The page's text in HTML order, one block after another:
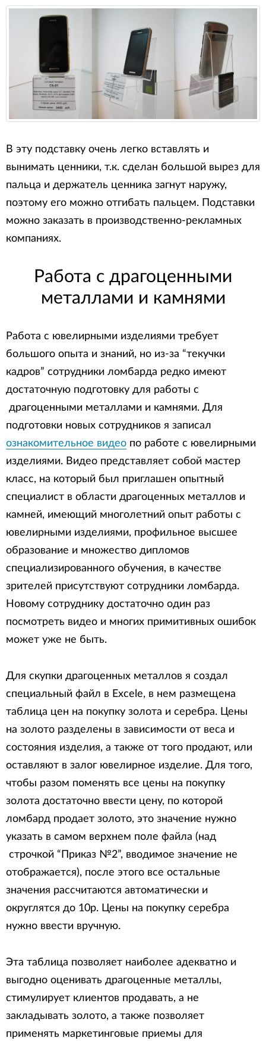
В эту подставку очень легко вставлять и
вынимать ценники, т.к. сделан большой вырез для
пальца и держатель ценника загнут наружу,
поэтому его можно отгибать пальцем. Подставки
можно заказать в производственно-рекламных
компаниях.
Работа с драгоценными
металлами и камнями
Работа с ювелирными изделиями требует
большого опыта и знаний, но из-за “текучки
кадров” сотрудники ломбарда редко имеют
достаточную подготовку для работы с
драгоценными металлами и камнями. Для
подготовки новых сотрудников я записал
ознакомительное видео по работе с ювелирными
изделиями. Видео представляет собой мастер
класс, на который был приглашен опытный
специалист в области драгоценных металлов и
камней, имеющий многолетний опыт работы с
ювелирными изделиями, профильное высшее
образование и множество дипломов
специализированного обучения, в качестве
зрителей присутствуют сотрудники ломбарда.
Новому сотруднику достаточно один раз
посмотреть видео и многих примитивных ошибок
может уже не быть.
Для скупки драгоценных металлов я создал
специальный файл в Excele, в нем размещена
таблица цен на покупку золота и серебра. Цены
на золото разделены в зависимости от веса и
состояния изделия, а также от того продают, или
оставляют в залог ювелирное изделие. Для того,
чтобы разом поменять все цены на покупку
золота достаточно ввести цену, по которой
ломбард продает золото, это значение нужно
указать в самом верхнем поле файла (над
строчкой “Приказ №2”, вводимое значение не
отображается), после этого все остальные
значения рассчитаются автоматически и
округлятся до 10р. Цены на покупку серебра
нужно ввести вручную.
Эта таблица позволяет наиболее адекватно и
выгодно оценивать драгоценные металлы,
стимулирует клиентов продавать, а не
закладывать золото, а также позволяет
применять маркетинговые приемы для